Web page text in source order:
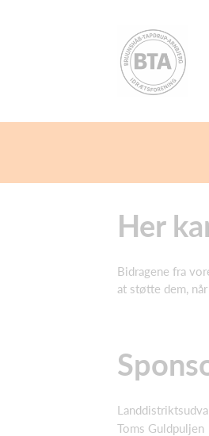
Her
Bidragene fra
at støtte dem,
Toms Guldpuljen